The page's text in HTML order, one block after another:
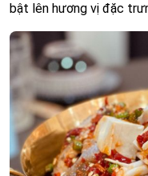
bật lên hương vị đặc